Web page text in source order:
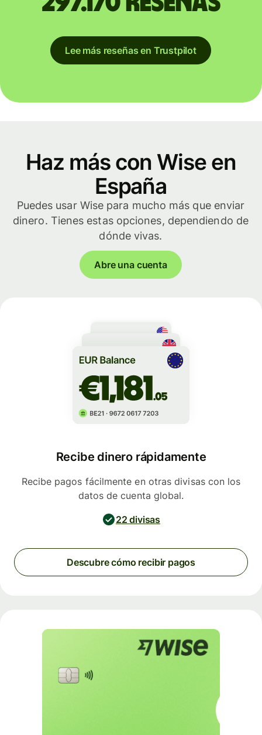
Lee más reseñas en Trustpilot
Haz más con Wise en
España
Puedes usar Wise para mucho más que enviar
dinero. Tienes estas opciones, dependiendo de
dónde vivas.
Abre una cuenta
Recibe dinero rápidamente
Recibe pagos fácilmente en otras divisas con los
datos de cuenta global.
22 divisas
Descubre cómo recibir pagos